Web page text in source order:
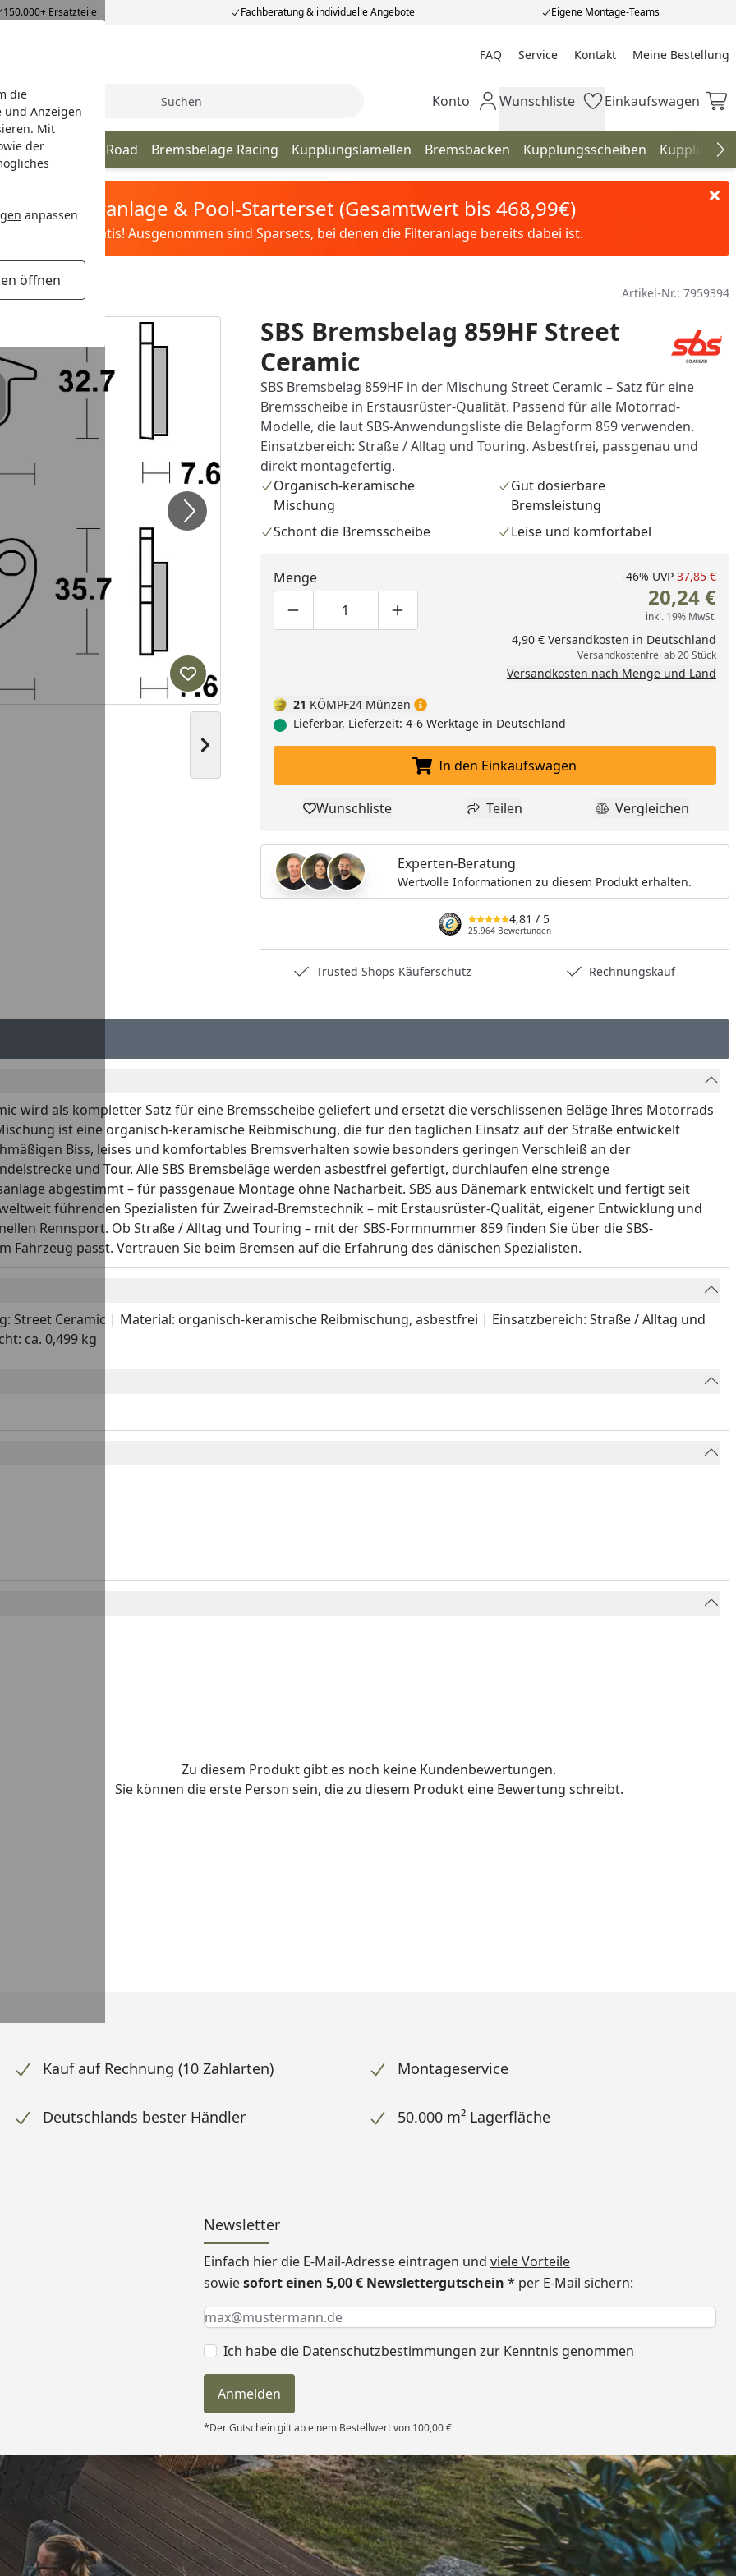
die
und Anzeigen
Mit
der
anpassen
öffnen
150.000+ Ersatzteile Fachberatung & individuelle Angebote Eigene Montage-Teams
FAQ Service Kontakt Meine Bestellung
Meine Bestellung
Suche Mein Konto
Konto Wunschliste
Wunschliste Einkaufswagen
Einkaufswagen
Off Road Bremsbeläge Racing Kupplungslamellen Bremsbacken Kupplungsscheiben
Sandfilteranlage & Pool-Starterset (Gesamtwert bis 468,99€)
Filter&Pflege gratis! Ausgenommen sind Sparsets, bei denen die Filteranlage bereits dabei ist.
Artikel-Nr.: 7959394
Nächstes Bild anzeigen
Produkt zur Wunschliste hinzufügen
SBS Bremsbelag 859HF Street
Ceramic
SBS Bremsbelag 859HF in der Mischung Street Ceramic – Satz für eine
Bremsscheibe in Erstausrüster-Qualität. Passend für alle Motorrad-
Modelle, die laut SBS-Anwendungsliste die Belagform 859 verwenden.
Einsatzbereich: Straße / Alltag und Touring. Asbestfrei, passgenau und
direkt montagefertig.
Organisch-keramische
Mischung
Gut dosierbare
Bremsleistung
Schont die Bremsscheibe
Leise und komfortabel
Menge
Produktmenge um eins verringern
Produktmenge manuell eingeben
Produktmenge um eins erhöhen
-46% UVP 37,85 €
20,24 €
inkl. 19% MwSt.
4,90 € Versandkosten in Deutschland
Versandkostenfrei ab 20 Stück
Versandkosten nach Menge und Land
21 KÖMPF24 Münzen
Lieferbar, Lieferzeit: 4-6 Werktage in Deutschland
In den Einkaufswagen legen
In den Einkaufswagen
Produkt zur Wunschliste hinzufügen
Wunschliste Teilen
Teilen Produkt
Vergleichen
Experten-Beratung
Wertvolle Informationen zu diesem Produkt erhalten.
4,81 / 5
25.964 Bewertungen
Trusted Shops Käuferschutz Rechnungskauf
wird als kompletter Satz für eine Bremsscheibe geliefert und ersetzt die verschlissenen Beläge Ihres Motorrads
ist eine organisch-keramische Reibmischung, die für den täglichen Einsatz auf der Straße entwickelt
Biss, leises und komfortables Bremsverhalten sowie besonders geringen Verschleiß an der
und Tour. Alle SBS Bremsbeläge werden asbestfrei gefertigt, durchlaufen eine strenge
abgestimmt – für passgenaue Montage ohne Nacharbeit. SBS aus Dänemark entwickelt und fertigt seit
führenden Spezialisten für Zweirad-Bremstechnik – mit Erstausrüster-Qualität, eigener Entwicklung und
Rennsport. Ob Straße / Alltag und Touring – mit der SBS-Formnummer 859 finden Sie über die SBS-
Fahrzeug passt. Vertrauen Sie beim Bremsen auf die Erfahrung des dänischen Spezialisten.
Street Ceramic | Material: organisch-keramische Reibmischung, asbestfrei | Einsatzbereich: Straße / Alltag und
ca. 0,499 kg
Zu diesem Produkt gibt es noch keine Kundenbewertungen.
Sie können die erste Person sein, die zu diesem Produkt eine Bewertung schreibt.
Kauf auf Rechnung (10 Zahlarten) Montageservice
Deutschlands bester Händler 50.000 m² Lagerfläche
Newsletter
Einfach hier die E-Mail-Adresse eintragen und viele Vorteile
sowiesofort einen 5,00 € Newslettergutschein * per E-Mail sichern:
Keine Eingabe erforderlich
Eingabe erforderlich
E-Mail *
Ich habe die Datenschutzbestimmungen zur Kenntnis genommen
Anmelden
*Der Gutschein gilt ab einem Bestellwert von 100,00 €
als
passt. “
Versand